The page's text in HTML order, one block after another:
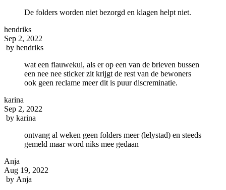
De folders worden niet bezorgd en klagen helpt niet.
hendriks
Sep 2, 2022
by hendriks
wat een flauwekul, als er op een van de brieven bussen
een nee nee sticker zit krijgt de rest van de bewoners
ook geen reclame meer dit is puur discreminatie.
karina
Sep 2, 2022
by karina
ontvang al weken geen folders meer (lelystad) en steeds
gemeld maar word niks mee gedaan
Anja
Aug 19, 2022
by Anja